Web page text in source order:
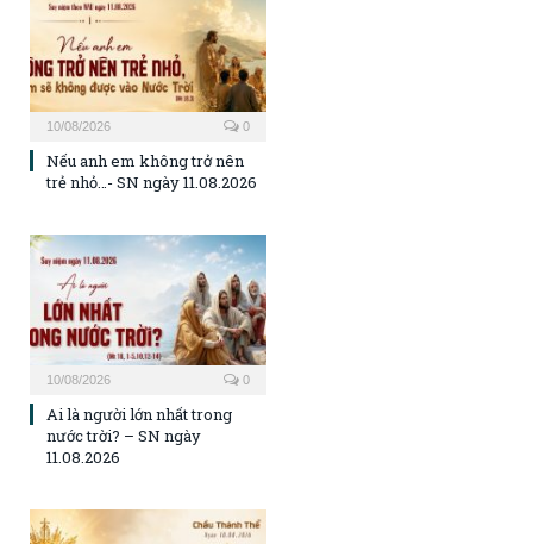
10/08/2026 0
Nếu anh em không trở nên
trẻ nhỏ…- SN ngày 11.08.2026
10/08/2026 0
Ai là người lớn nhất trong
nước trời? – SN ngày
11.08.2026